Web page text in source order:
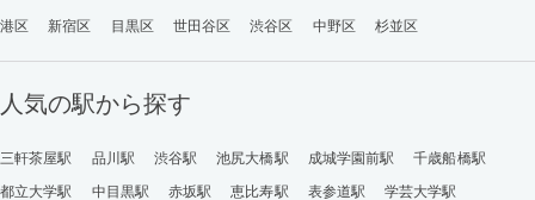
港区 新宿区 目黒区 世田谷区 渋谷区 中野区 杉並区
人気の駅から探す
三軒茶屋駅 品川駅 渋谷駅 池尻大橋駅 成城学園前駅
千歳船橋駅
都立大学駅
中目黒駅 赤坂駅 恵比寿駅 表参道駅
学芸大学駅